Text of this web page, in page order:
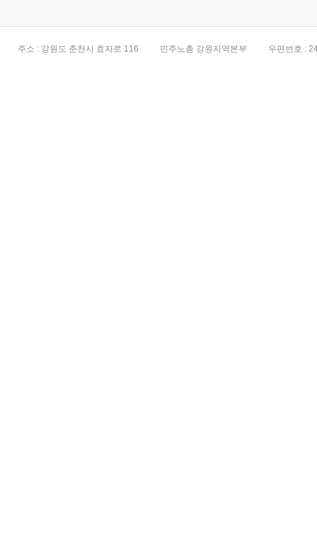
주소 : 강원도 춘천시 효자로 116 민주노총 강원지역본부 우편번호 :